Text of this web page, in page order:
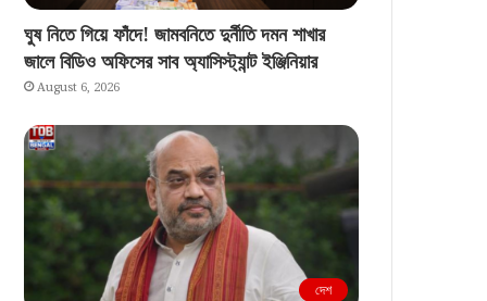
ঘুষ নিতে গিয়ে ফাঁদে! জামবনিতে দুর্নীতি দমন শাখার
জালে বিডিও অফিসের সাব অ্যাসিস্ট্যান্ট ইঞ্জিনিয়ার
August 6, 2026
দেশ